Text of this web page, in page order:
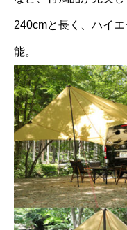
240cmと長く、ハイ
能。